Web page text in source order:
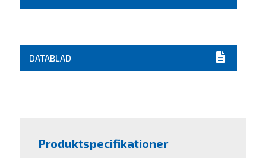
DATABLAD
Produktspecifikationer